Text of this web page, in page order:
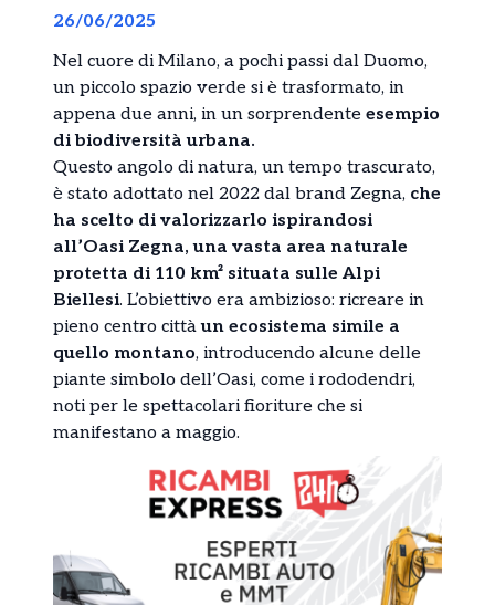
26/06/2025
Nel cuore di Milano, a pochi passi dal Duomo,
un piccolo spazio verde si è trasformato, in
appena due anni, in un sorprendente esempio
di biodiversità urbana.
Questo angolo di natura, un tempo trascurato,
è stato adottato nel 2022 dal brand Zegna, che
ha scelto di valorizzarlo ispirandosi
all’Oasi Zegna, una vasta area naturale
protetta di 110 km² situata sulle Alpi
Biellesi. L’obiettivo era ambizioso: ricreare in
pieno centro cittàun ecosistema simile a
quello montano, introducendo alcune delle
piante simbolo dell’Oasi, come i rododendri,
noti per le spettacolari fioriture che si
manifestano a maggio.